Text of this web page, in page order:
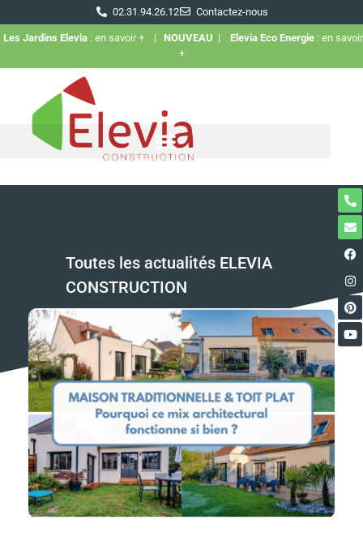
02.31.94.26.12 Contactez-nous
Les Jardins Elevia: en savoir + | NOUVEAU | Elevia Eco Energie: en savoir
+
Toutes les actualités ELEVIA
CONSTRUCTION